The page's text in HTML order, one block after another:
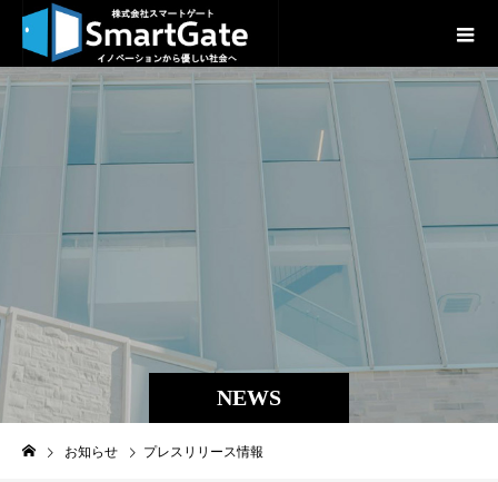
NEWS
お知らせ プレスリリース情報